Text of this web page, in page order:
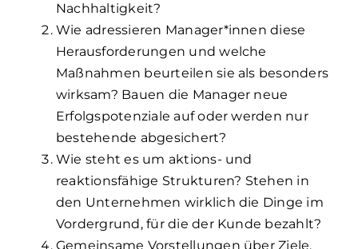
Nachhaltigkeit?
Wie adressieren Manager*innen diese
Herausforderungen und welche
Maßnahmen beurteilen sie als besonders
wirksam? Bauen die Manager neue
Erfolgspotenziale auf oder werden nur
bestehende abgesichert?
Wie steht es um aktions- und
reaktionsfähige Strukturen? Stehen in
den Unternehmen wirklich die Dinge im
Vordergrund, für die der Kunde bezahlt?
Gemeinsame Vorstellungen über Ziele,